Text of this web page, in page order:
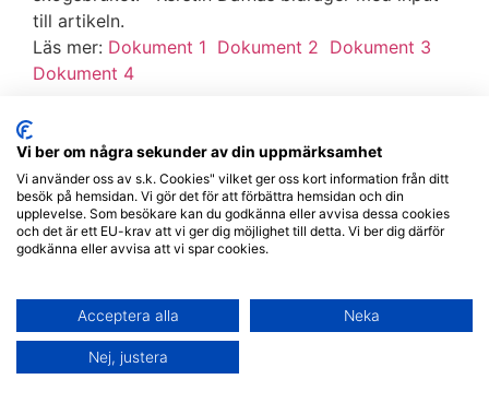
till artikeln.
Läs mer: Dokument 1 Dokument 2 Dokument 3
Dokument 4
Artikel i Media om branden kring Katarina
Brunnströms gård i Skåne. Läs mer
här
Behöver ta mer plats!
Rosita Magnusson och Margareta Åkerström på
plats på Skogselmia och delade ut broschyrer om
branschen med besökare.
Nätverket för kvinnor i skogsbruket.
Vi ber om några sekunder av din uppmärksamhet
Vi använder oss av s.k. Cookies" vilket ger oss kort information från ditt
besök på hemsidan. Vi gör det för att förbättra hemsidan och din
upplevelse. Som besökare kan du godkänna eller avvisa dessa cookies
och det är ett EU-krav att vi ger dig möjlighet till detta. Vi ber dig därför
godkänna eller avvisa att vi spar cookies.
Acceptera alla Neka
Nej, justera